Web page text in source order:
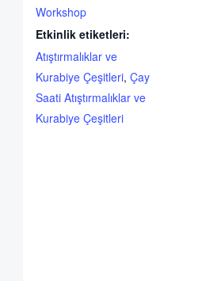
Workshop
Etkinlik etiketleri:
Atıştırmalıklar ve
Kurabiye Çeşitleri, Çay
Saati Atıştırmalıklar ve
Kurabiye Çeşitleri